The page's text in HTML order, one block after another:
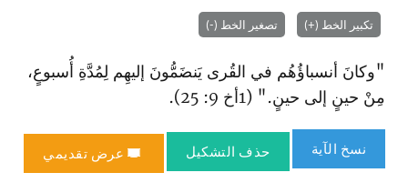
تكبير الخط (+) تصغير الخط (-)
"وكانَ أنسباؤُهُم في القُرى يَنضَمُّونَ إليهِم لِمُدَّةِ أُسبوعٍ،
مِنْ حينٍ إلى حينٍ." (1أخ 9: 25).
نسخ الآية حذف التشكيل عرض تقديمي